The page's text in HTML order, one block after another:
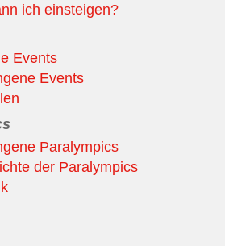
ich einsteigen?
Events
Events
Paralympics
der Paralympics